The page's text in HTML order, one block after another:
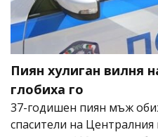
Пиян хулиган вилня
глобиха го
37-годишен пиян мъж
спасители на